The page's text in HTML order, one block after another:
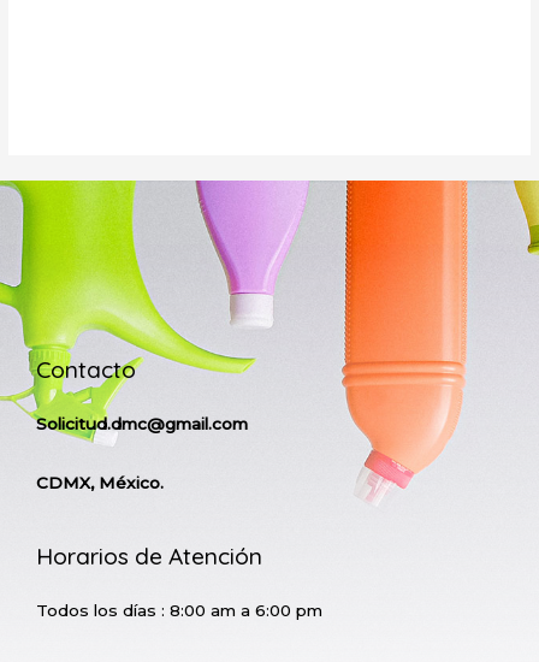
Contacto
Solicitud.dmc@gmail.com
CDMX, México.
Horarios de Atención
Todos los días : 8:00 am a 6:00 pm